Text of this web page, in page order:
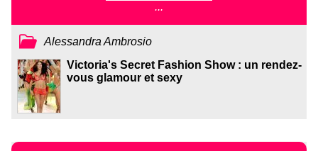
...
Alessandra Ambrosio
Victoria's Secret Fashion Show : un rendez-
vous glamour et sexy